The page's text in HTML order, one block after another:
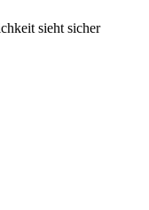
sieht sicher